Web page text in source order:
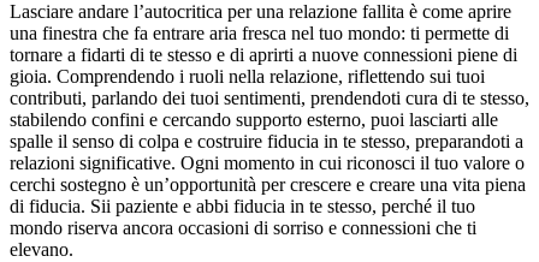
Lasciare andare l’autocritica per una relazione fallita è come aprire
una finestra che fa entrare aria fresca nel tuo mondo: ti permette di
tornare a fidarti di te stesso e di aprirti a nuove connessioni piene di
gioia. Comprendendo i ruoli nella relazione, riflettendo sui tuoi
contributi, parlando dei tuoi sentimenti, prendendoti cura di te stesso,
stabilendo confini e cercando supporto esterno, puoi lasciarti alle
spalle il senso di colpa e costruire fiducia in te stesso, preparandoti a
relazioni significative. Ogni momento in cui riconosci il tuo valore o
cerchi sostegno è un’opportunità per crescere e creare una vita piena
di fiducia. Sii paziente e abbi fiducia in te stesso, perché il tuo
mondo riserva ancora occasioni di sorriso e connessioni che ti
elevano.